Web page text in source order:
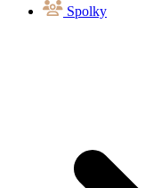
Spolky